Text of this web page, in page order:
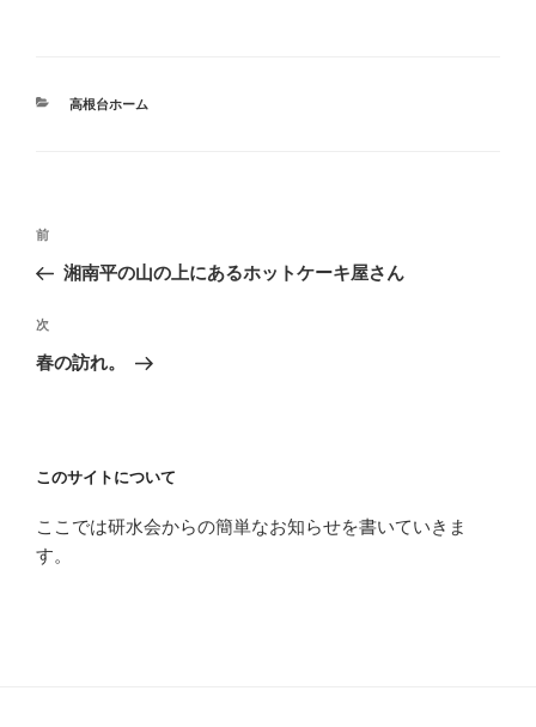
カ
高根台ホーム
投
ビ
ゲ
ン
過
去
投
稿
前
湘南平の山の上にあるホットケーキ屋さん
次
の
次
春の訪れ。
このサイトについて
ここでは研水会からの簡単なお知らせを書いていきま
す。